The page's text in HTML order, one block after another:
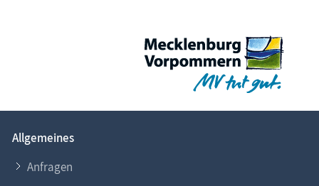
Allgemeines
Anfragen